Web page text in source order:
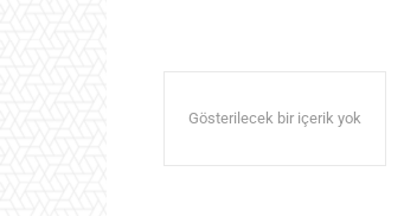
Gösterilecek bir içerik yok